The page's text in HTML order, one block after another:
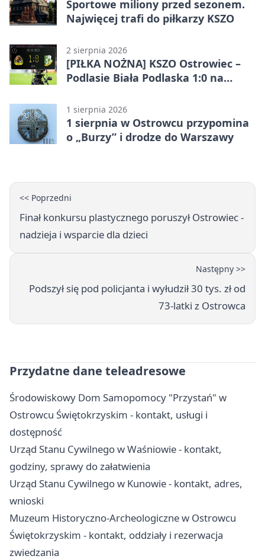
Sportowe miliony przed sezonem.
Najwięcej trafi do piłkarzy KSZO
2 sierpnia 2026
[PIŁKA NOŻNA] KSZO Ostrowiec –
Podlasie Biała Podlaska 1:0 na
(Grupa IV)
1 sierpnia 2026
1 sierpnia w Ostrowcu przypomina
o „Burzy” i drodze do Warszawy
<< Poprzedni
Finał konkursu plastycznego poruszył Ostrowiec -
nadzieja i wsparcie dla dzieci
Następny >>
Podszył się pod policjanta i wyłudził 30 tys. zł od
73‑latki z Ostrowca
Przydatne dane teleadresowe
Środowiskowy Dom Samopomocy "Przystań" w
Ostrowcu Świętokrzyskim - kontakt, usługi i
dostępność
Urząd Stanu Cywilnego w Waśniowie - kontakt,
godziny, sprawy do załatwienia
Urząd Stanu Cywilnego w Kunowie - kontakt, adres,
wnioski
Muzeum Historyczno-Archeologiczne w Ostrowcu
Świętokrzyskim - kontakt, oddziały i rezerwacja
zwiedzania